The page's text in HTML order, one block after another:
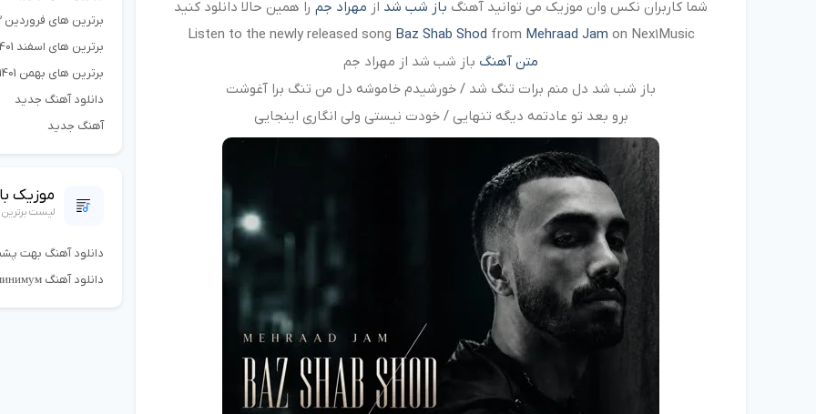
شما کاربران نکس وان موزیک می توانید آهنگ باز شب شد از مهراد جم را همین حالا دانلود کنید
Listen to the newly released song Baz Shab Shod from Mehraad Jam on Nex1Music
متن آهنگ باز شب شد از مهراد جم
ﺑﺎز ﺷﺐ ﺷﺪ دل ﻣﻨﻢ ﺑﺮات ﺗﻨﮓ ﺷﺪ / ﺧﻮرﺷﻴﺪم ﺧﺎﻣﻮﺷﻪ دل ﻣﻦ ﺗﻨﮓ ﺑﺮا آﻏﻮﺷﺖ
ﺑﺮو ﺑﻌﺪ ﺗﻮ ﻋﺎدﺗﻤﻪ دﻳﮕﻪ ﺗﻨﻬﺎﻳﻰ / ﺧﻮدت ﻧﻴﺴﺘﻰ وﻟﻰ اﻧﮕﺎری اﻳﻨﺠﺎﻳﻰ
برترین های فروردین 1402
برترین های اسفند 1401
برترین های بهمن 1401
دانلود آهنگ جدید
آهنگ جدید
موزیک
لیست
دانلود آهنگ بهت
دانلود آهنگ амура минимум